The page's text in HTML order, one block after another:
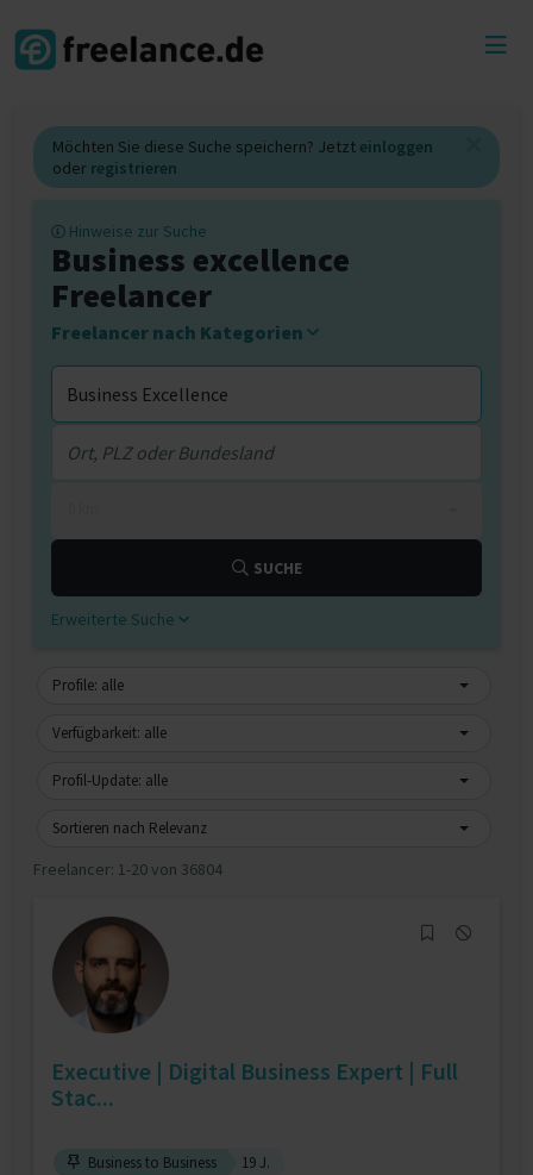
Möchten Sie diese Suche speichern? Jetzt einloggen
oder registrieren
Hinweise zur Suche
Business excellence
Freelancer
Freelancer nach Kategorien
SUCHE
Erweiterte Suche
Profile: alle
Verfügbarkeit: alle
Profil-Update: alle
Sortieren nach Relevanz
Freelancer: 1-20 von 36804
Executive | Digital Business Expert | Full
Stac...
Business to Business
19 J.